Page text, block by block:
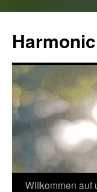
springen
Willkommen auf